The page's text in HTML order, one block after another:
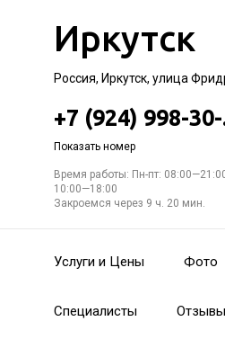
Иркутск
Россия, Иркутск, улица
+7 (924) 998-
Показать номер
Время работы: Пн-пт:
10:00—18:00
Закроемся через 9 ч. 20 мин.
Услуги и Цены Фото
Специалисты Отзывы